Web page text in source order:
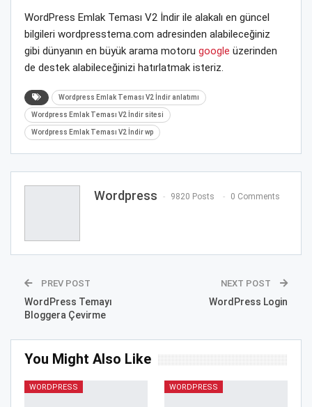
WordPress Emlak Teması V2 İndir ile alakalı en güncel
bilgileri wordpresstema.com adresinden alabileceğiniz
gibi dünyanın en büyük arama motoru google üzerinden
de destek alabileceğinizi hatırlatmak isteriz.
Wordpress Emlak Teması V2 İndir anlatımı
Wordpress Emlak Teması V2 İndir sitesi
Wordpress Emlak Teması V2 İndir wp
Wordpress 9820 Posts 0 Comments
PREV POST
WordPress Temayı
Bloggera Çevirme
NEXT POST
WordPress Login
You Might Also Like
WORDPRESS WORDPRESS